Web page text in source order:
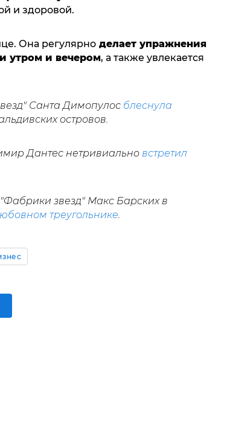
и здоровой.
Она регулярноделает упражнения
утром и вечером, а также увлекается
Санта Димопулос блеснула
островов.
Дантес нетривиально встретил
звезд" Макс Барских в
треугольнике.